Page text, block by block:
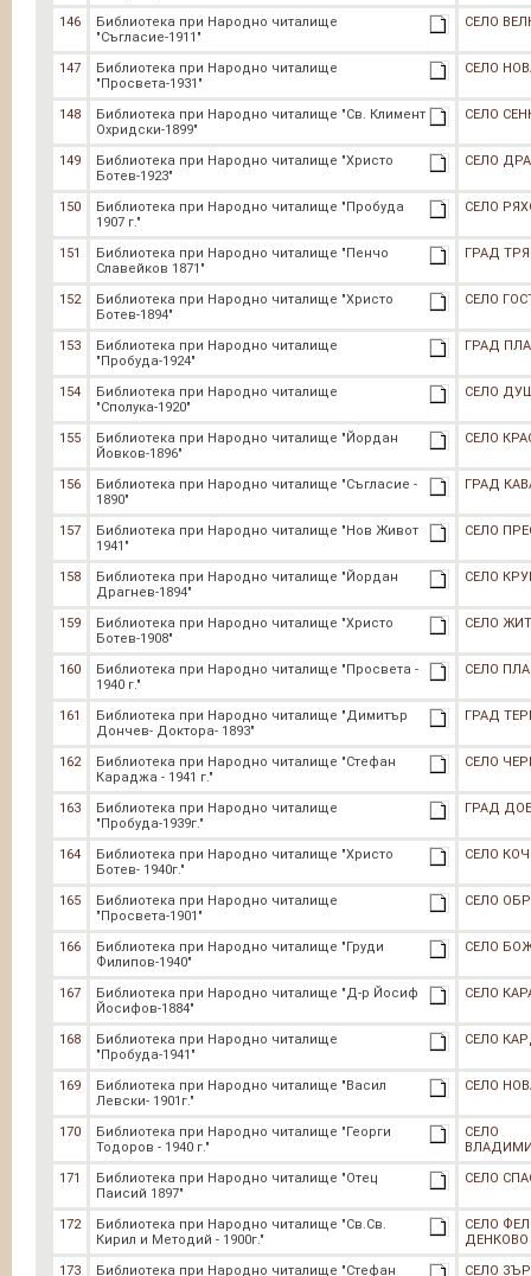
146
Библиотека при Народно читалище
"Съгласие-1911"
СЕЛО
147
Библиотека при Народно читалище
"Просвета-1931"
СЕЛО
148
Библиотека при Народно читалище "Св. Климент
Охридски-1899"
СЕЛО
149
Библиотека при Народно читалище "Христо
Ботев-1923"
СЕЛО
150
Библиотека при Народно читалище "Пробуда
1907 г."
СЕЛО
151
Библиотека при Народно читалище "Пенчо
Славейков 1871"
ГРАД
152
Библиотека при Народно читалище "Христо
Ботев-1894"
СЕЛО
153
Библиотека при Народно читалище
"Пробуда-1924"
ГРАД
154
Библиотека при Народно читалище
"Сполука-1920"
СЕЛО
155
Библиотека при Народно читалище "Йордан
Йовков-1896"
СЕЛО
156
Библиотека при Народно читалище "Съгласие -
1890"
ГРАД
157
Библиотека при Народно читалище "Нов Живот
1941"
СЕЛО
158
Библиотека при Народно читалище "Йордан
Драгнев-1894"
СЕЛО
159
Библиотека при Народно читалище "Христо
Ботев-1908"
СЕЛО
160
Библиотека при Народно читалище "Просвета -
1940 г."
СЕЛО
161
Библиотека при Народно читалище "Димитър
Дончев- Доктора- 1893"
ГРАД
162
Библиотека при Народно читалище "Стефан
Караджа - 1941 г."
СЕЛО
163
Библиотека при Народно читалище
"Пробуда-1939г."
ГРАД
164
Библиотека при Народно читалище "Христо
Ботев- 1940г."
СЕЛО
165
Библиотека при Народно читалище
"Просвета-1901"
СЕЛО
166
Библиотека при Народно читалище "Груди
Филипов-1940"
СЕЛО
167
Библиотека при Народно читалище "Д-р Йосиф
Йосифов-1884"
СЕЛО
168
Библиотека при Народно читалище
"Пробуда-1941"
СЕЛО
169
Библиотека при Народно читалище "Васил
Левски- 1901г."
СЕЛО
170
Библиотека при Народно читалище "Георги
Тодоров - 1940 г."
СЕЛО
171
Библиотека при Народно читалище "Отец
Паисий 1897"
СЕЛО
172
Библиотека при Народно читалище "Св.Св.
Кирил и Методий - 1900г."
СЕЛО
ДЕНКОВО
173
Библиотека при Народно читалище "Стефан СЕЛО